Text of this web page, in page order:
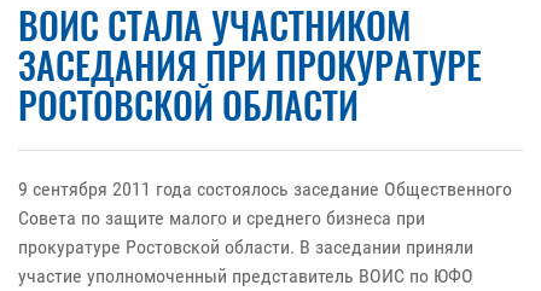
ВОИС СТАЛА УЧАСТНИКОМ
ЗАСЕДАНИЯ ПРИ ПРОКУРАТУРЕ
РОСТОВСКОЙ ОБЛАСТИ
9 сентября 2011 года состоялось заседание Общественного
Совета по защите малого и среднего бизнеса при
прокуратуре Ростовской области. В заседании приняли
участие уполномоченный представитель ВОИС по ЮФО